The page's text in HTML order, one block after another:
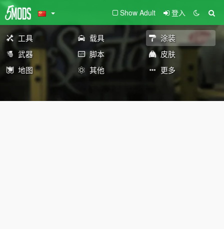
Show Adult 登入
工具 载具
涂装
武器
脚本
皮肤
地图
其他 更多